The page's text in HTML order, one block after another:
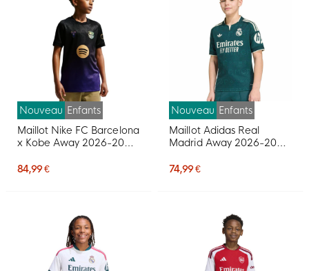
Nouveau Enfants
Maillot Nike FC Barcelona
x Kobe Away 2026-2027
84,99 €
Nouveau Enfants
Maillot Adidas Real
Madrid Away 2026-2027
74,99 €